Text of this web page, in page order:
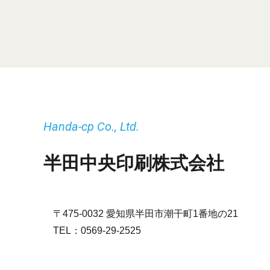
半田中央印刷株式会社
Handa-cp Co., Ltd.
〒475-0032 愛知県半田市潮干町1番地の21
TEL： 0569-29-2525